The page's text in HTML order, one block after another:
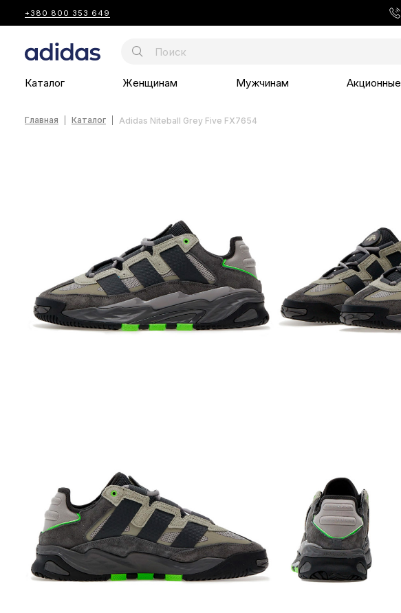
+380 800 353 649
Каталог Женщинам Мужчинам Акционные
Главная Каталог Adidas Niteball Grey Five FX7654